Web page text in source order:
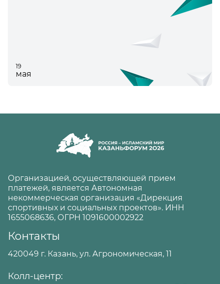
19
мая
Организацией, осуществляющей прием
платежей, является Автономная
некоммерческая организация «Дирекция
спортивных и социальных проектов». ИНН
1655068636, ОГРН 1091600002922
Контакты
420049 г. Казань, ул. Агрономическая, 11
Колл-центр: